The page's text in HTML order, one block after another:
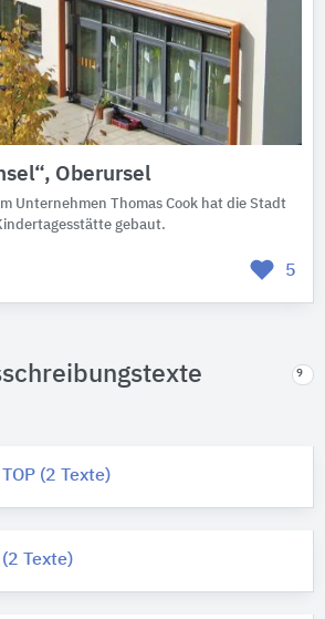
Oberursel
Unternehmen Thomas Cook hat die Stadt
gebaut.
5
9
TOP (2 Texte)
(2 Texte)